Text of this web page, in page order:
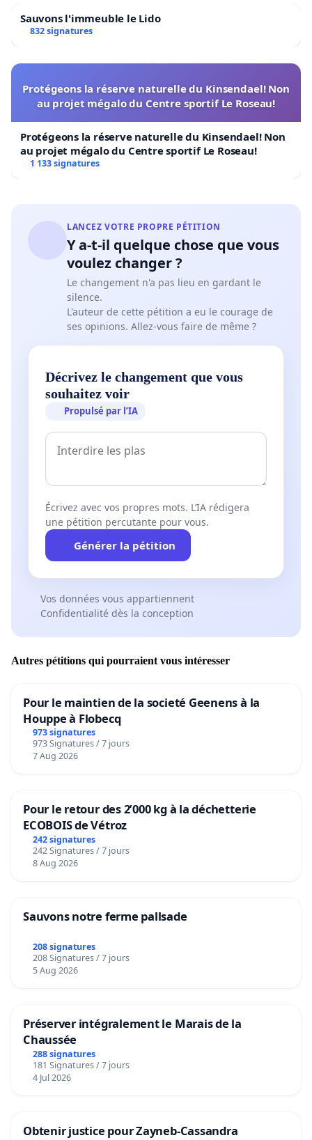
Sauvons l'immeuble le Lido
832 signatures
Protégeons la réserve naturelle du Kinsendael! Non
au projet mégalo du Centre sportif Le Roseau!
Protégeons la réserve naturelle du Kinsendael! Non
au projet mégalo du Centre sportif Le Roseau!
1 133 signatures
LANCEZ VOTRE PROPRE PÉTITION
Y a-t-il quelque chose que vous
voulez changer ?
Le changement n'a pas lieu en gardant le
silence.
L'auteur de cette pétition a eu le courage de
ses opinions. Allez-vous faire de même ?
Décrivez le changement que vous
souhaitez voir
Propulsé par l’IA
Écrivez avec vos propres mots. L’IA rédigera
une pétition percutante pour vous.
Générer la pétition
Vos données vous appartiennent
Confidentialité dès la conception
Autres pétitions qui pourraient vous intéresser
Pour le maintien de la societé Geenens à la
Houppe à Flobecq
973 signatures
973 Signatures / 7 jours
7 Aug 2026
Pour le retour des 2’000 kg à la déchetterie
ECOBOIS de Vétroz
242 signatures
242 Signatures / 7 jours
8 Aug 2026
Sauvons notre ferme pallsade
208 signatures
208 Signatures / 7 jours
5 Aug 2026
Préserver intégralement le Marais de la
Chaussée
288 signatures
181 Signatures / 7 jours
4 Jul 2026
Obtenir justice pour Zayneb-Cassandra